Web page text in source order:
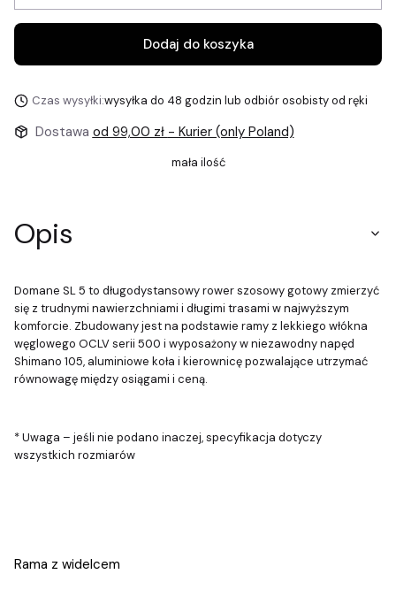
Dodaj do koszyka
Czas wysyłki:wysyłka do 48 godzin lub odbiór osobisty od ręki
Dostawa od 99,00 zł - Kurier (only Poland)
mała ilość
Opis
Domane SL 5 to długodystansowy rower szosowy gotowy zmierzyć
się z trudnymi nawierzchniami i długimi trasami w najwyższym
komforcie. Zbudowany jest na podstawie ramy z lekkiego włókna
węglowego OCLV serii 500 i wyposażony w niezawodny napęd
Shimano 105, aluminiowe koła i kierownicę pozwalające utrzymać
równowagę między osiągami i ceną.
* Uwaga – jeśli nie podano inaczej, specyfikacja dotyczy
wszystkich rozmiarów
Rama z widelcem